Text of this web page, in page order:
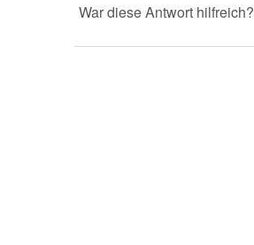
War diese Antwort hilfreich?